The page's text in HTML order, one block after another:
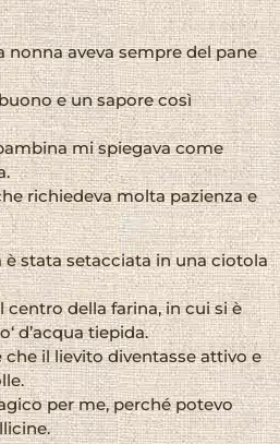
nonna aveva sempre del pane
e un sapore così
mi spiegava come
richiedeva molta pazienza e
è stata setacciata in una ciotola
centro della farina, in cui si è
d’acqua tiepida.
il lievito diventasse attivo e
per me, perché potevo